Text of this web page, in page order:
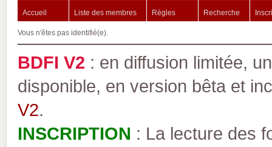
Accueil Liste des membres Règles Recherche
Vous n'êtes pas identifié(e).
BDFI V2 : en diffusion limitée,
disponible, en version bêta et
V2.
INSCRIPTION : La lecture des